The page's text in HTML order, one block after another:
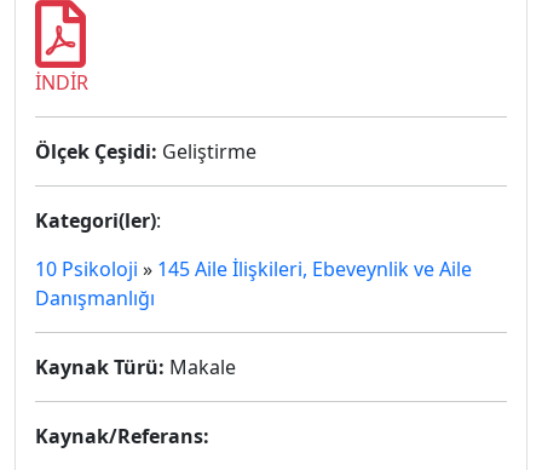
İNDİR
Ölçek Çeşidi: Geliştirme
Kategori(ler):
10 Psikoloji » 145 Aile İlişkileri, Ebeveynlik ve Aile
Danışmanlığı
Kaynak Türü: Makale
Kaynak/Referans: